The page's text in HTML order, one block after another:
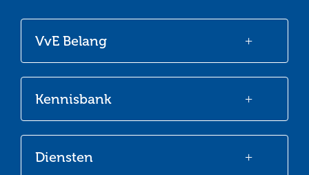
Diensten
Kennisbank
VvE Belang
Facebook